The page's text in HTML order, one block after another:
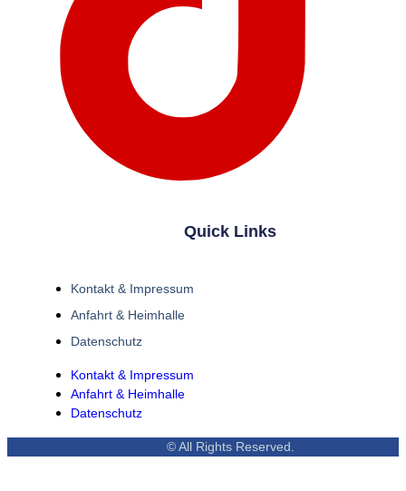
Quick Links
Kontakt & Impressum
Anfahrt & Heimhalle
Datenschutz
Kontakt & Impressum
Anfahrt & Heimhalle
Datenschutz
© All Rights Reserved.